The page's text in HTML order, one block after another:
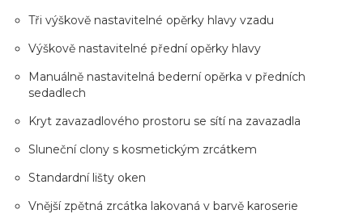
Tři výškově nastavitelné opěrky hlavy vzadu
Výškově nastavitelné přední opěrky hlavy
Manuálně nastavitelná bederní opěrka v předních
sedadlech
Kryt zavazadlového prostoru se sítí na zavazadla
Sluneční clony s kosmetickým zrcátkem
Standardní lišty oken
Vnější zpětná zrcátka lakovaná v barvě karoserie